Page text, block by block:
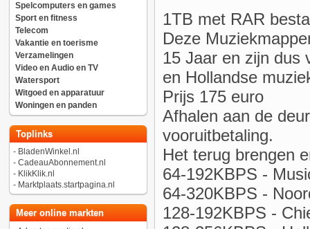
Spelcomputers en games
Sport en fitness
Telecom
Vakantie en toerisme
Verzamelingen
Video en Audio en TV
Watersport
Witgoed en apparatuur
Woningen en panden
Toplinks
- BladenWinkel.nl
- CadeauAbonnement.nl
- KlikKlik.nl
- Marktplaats.startpagina.nl
Meer online markten
1TB met RAR
Deze
15 Jaar en zijn dus
en Hollandse
Prijs 175 euro
Afhalen aan de
vooruitbetaling.
Het terug brengen
64-192KBPS -
64-320KBPS -
128-192KBPS -